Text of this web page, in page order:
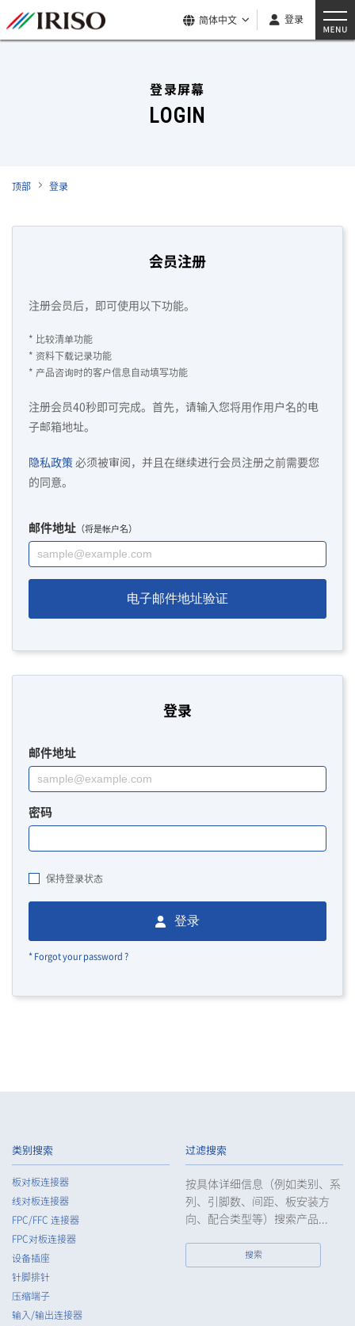
简体中文 登录
登录屏幕
LOGIN
顶部 登录
会员注册
注册会员后，即可使用以下功能。
* 比较清单功能
* 资料下载记录功能
* 产品咨询时的客户信息自动填写功能
注册会员40秒即可完成。首先，请输入您将用作用户名的电
子邮箱地址。
隐私政策 必须被审阅，并且在继续进行会员注册之前需要您
的同意。
邮件地址 （将是帐户名）
电子邮件地址验证
登录
邮件地址
密码
保持登录状态
登录
* Forgot your password ?
类别搜索
板对板连接器
线对板连接器
FPC/FFC 连接器
FPC对板连接器
设备插座
针脚排针
压缩端子
输入/输出连接器
过滤搜索
按具体详细信息（例如类别、系
列、引脚数、间距、板安装方
向、配合类型等）搜索产品...
搜索